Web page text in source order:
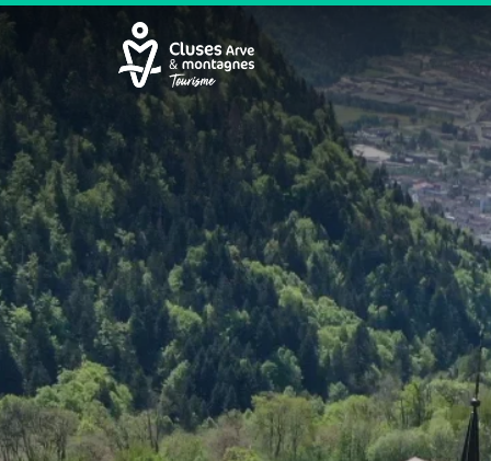
Cluses Arve &amp; montagnes